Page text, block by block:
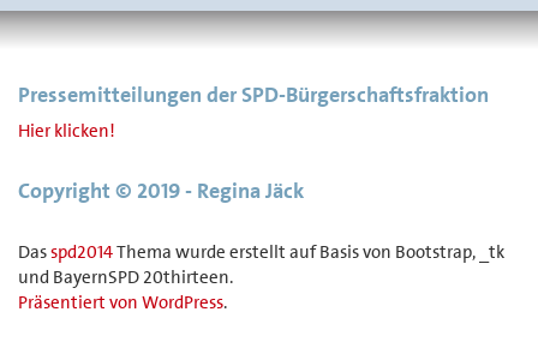
Pressemitteilungen der SPD-Bürgerschaftsfraktion
Hier klicken!
Copyright © 2019 - Regina Jäck
Dasspd2014Thema wurde erstellt auf Basis von Bootstrap, _tk
und BayernSPD 20thirteen.
Präsentiert von WordPress.